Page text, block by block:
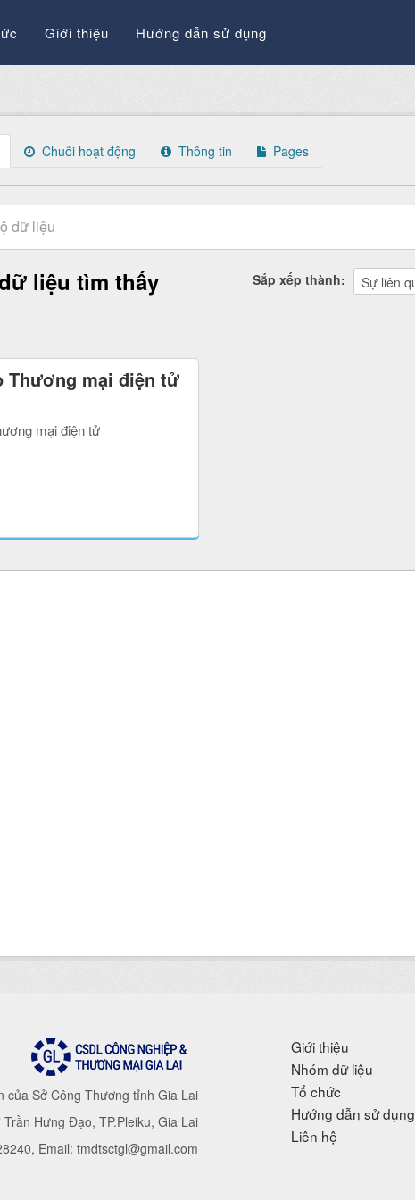
Giới thiệu Hướng dẫn sử dụng
Chuỗi hoạt động Thông tin Pages
Sắp xếp thành
liệu tìm thấy
Thương mại điện tử
mại điện tử
của Sở Công Thương tỉnh Gia Lai
Hưng Đạo, TP.Pleiku, Gia Lai
Email: tmdtsctgl@gmail.com
Giới thiệu
Nhóm dữ liệu
Tổ chức
Hướng dẫn sử dụng
Liên hệ